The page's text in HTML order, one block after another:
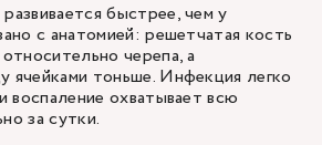
быстрее, чем у
с анатомией: решетчатая кость
черепа, а
ячейками тоньше. Инфекция легко
воспаление охватывает всю
за сутки.